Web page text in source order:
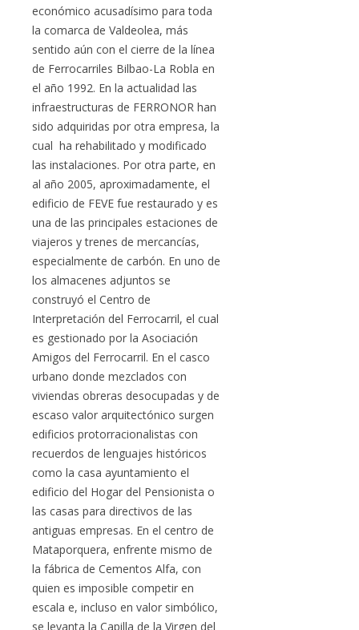
económico acusadísimo para toda
la comarca de Valdeolea, más
sentido aún con el cierre de la línea
de Ferrocarriles Bilbao-La Robla en
el año 1992. En la actualidad las
infraestructuras de FERRONOR han
sido adquiridas por otra empresa, la
cual ha rehabilitado y modificado
las instalaciones. Por otra parte, en
al año 2005, aproximadamente, el
edificio de FEVE fue restaurado y es
una de las principales estaciones de
viajeros y trenes de mercancías,
especialmente de carbón. En uno de
los almacenes adjuntos se
construyó el Centro de
Interpretación del Ferrocarril, el cual
es gestionado por la Asociación
Amigos del Ferrocarril. En el casco
urbano donde mezclados con
viviendas obreras desocupadas y de
escaso valor arquitectónico surgen
edificios protorracionalistas con
recuerdos de lenguajes históricos
como la casa ayuntamiento el
edificio del Hogar del Pensionista o
las casas para directivos de las
antiguas empresas. En el centro de
Mataporquera, enfrente mismo de
la fábrica de Cementos Alfa, con
quien es imposible competir en
escala e, incluso en valor simbólico,
se levanta la Capilla de la Virgen del